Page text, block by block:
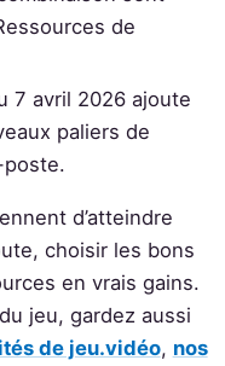
de
7 avril 2026 ajoute
paliers de
poste.
d’atteindre
choisir les bons
en vrais gains.
jeu, gardez aussi
de jeu.vidéo, nos